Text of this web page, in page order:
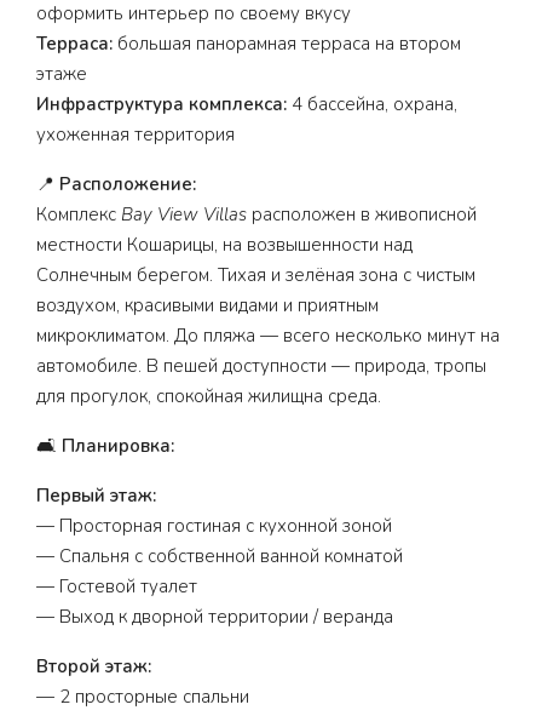
оформить интерьер по своему вкусу
Терраса: большая панорамная терраса на втором
этаже
Инфраструктура комплекса: 4 бассейна, охрана,
ухоженная территория
📍 Расположение:
Комплекс Bay View Villas расположен в живописной
местности Кошарицы, на возвышенности над
Солнечным берегом. Тихая и зелёная зона с чистым
воздухом, красивыми видами и приятным
микроклиматом. До пляжа — всего несколько минут на
автомобиле. В пешей доступности — природа, тропы
для прогулок, спокойная жилищна среда.
🛋️ Планировка:
Первый этаж:
— Просторная гостиная с кухонной зоной
— Спальня с собственной ванной комнатой
— Гостевой туалет
— Выход к дворной территории / веранда
Второй этаж:
— 2 просторные спальни